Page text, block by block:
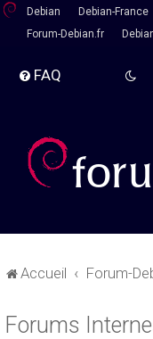
Debian Debian-France
Forum-Debian.fr
FAQ
Accueil Forum-
Forums